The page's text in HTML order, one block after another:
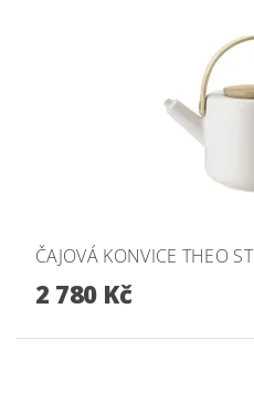
ČAJOVÁ KONVICE THEO
2 780 Kč